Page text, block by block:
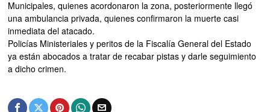
Municipales, quienes acordonaron la zona, posteriormente llegó
una ambulancia privada, quienes confirmaron la muerte casi
inmediata del atacado.
Policías Ministeriales y peritos de la Fiscalía General del Estado
ya están abocados a tratar de recabar pistas y darle seguimiento
a dicho crimen.